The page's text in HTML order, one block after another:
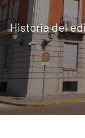
Historia del